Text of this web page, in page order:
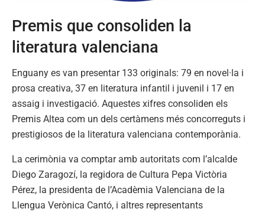
Premis que consoliden la
literatura valenciana
Enguany es van presentar 133 originals: 79 en novel·la i
prosa creativa, 37 en literatura infantil i juvenil i 17 en
assaig i investigació. Aquestes xifres consoliden els
Premis Altea com un dels certàmens més concorreguts i
prestigiosos de la literatura valenciana contemporània.
La cerimònia va comptar amb autoritats com l’alcalde
Diego Zaragozí, la regidora de Cultura Pepa Victòria
Pérez, la presidenta de l’Acadèmia Valenciana de la
Llengua Verònica Cantó, i altres representants